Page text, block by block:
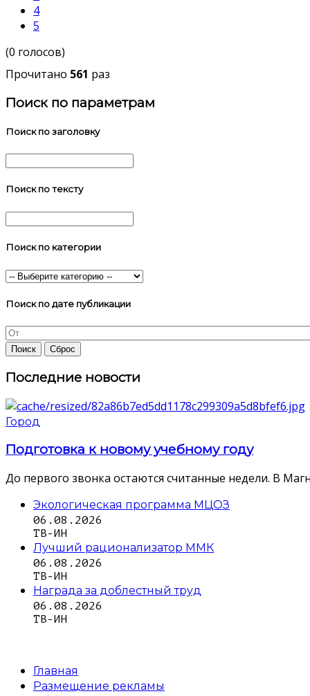
4
5
(0 голосов)
Прочитано 561 раз
Поиск по параметрам
Поиск по заголовку
Поиск по тексту
Поиск по категории
Поиск по дате публикации
Последние новости
Город
Подготовка к новому учебному году
До первого звонка остаются считанные недели. В
Экологическая программа МЦОЗ
06.08.2026
ТВ-ИН
Лучший рационализатор ММК
06.08.2026
ТВ-ИН
Награда за доблестный труд
06.08.2026
ТВ-ИН
Главная
Размещение рекламы